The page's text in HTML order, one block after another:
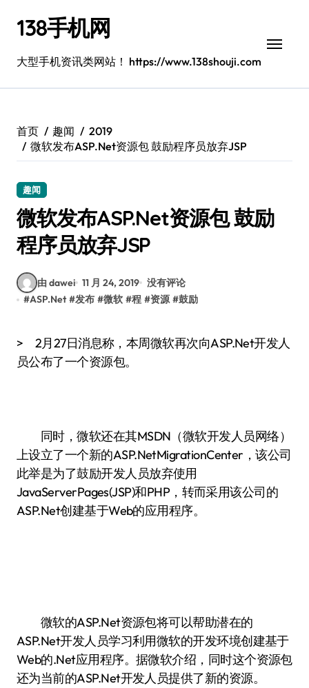
138手机网
大型手机资讯类网站！ https://www.138shouji.com
首页 趣闻
2019
微软发布ASP.Net资源包 鼓励程序员放弃JSP
趣闻
微软发布ASP.Net资源包 鼓励
程序员放弃JSP
由 dawei 11 月 24, 2019 没有评论
#ASP.Net #发布 #微软 #程 #资源 #鼓励
> 2月27日消息称，本周微软再次向ASP.Net开发人
员公布了一个资源包。
同时，微软还在其MSDN（微软开发人员网络）
上设立了一个新的ASP.NetMigrationCenter，该公司
此举是为了鼓励开发人员放弃使用
JavaServerPages(JSP)和PHP，转而采用该公司的
ASP.Net创建基于Web的应用程序。
微软的ASP.Net资源包将可以帮助潜在的
ASP.Net开发人员学习利用微软的开发环境创建基于
Web的.Net应用程序。据微软介绍，同时这个资源包
还为当前的ASP.Net开发人员提供了新的资源。